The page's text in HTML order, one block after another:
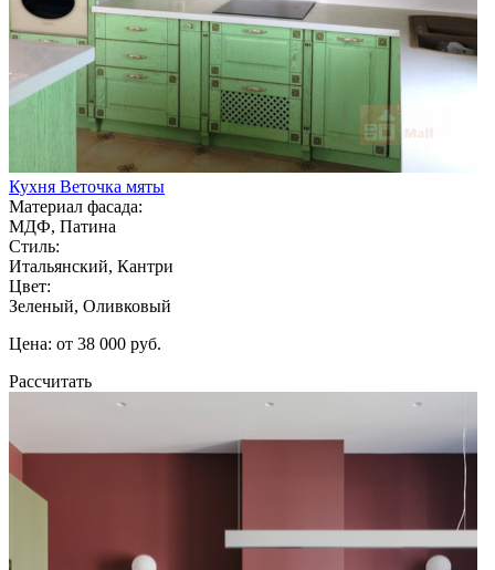
Кухня Веточка мяты
Материал фасада:
МДФ, Патина
Стиль:
Итальянский, Кантри
Цвет:
Зеленый, Оливковый
Цена: от 38 000 руб.
Рассчитать